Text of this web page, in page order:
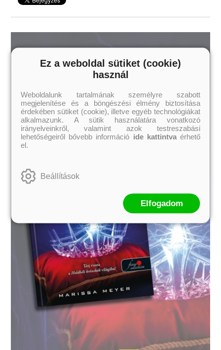
Ez a weboldal sütiket (cookie)
használ
Weboldalunk tartalmának személyre szabott
megjelenítése és a böngészési élmény biztosítása
érdekében sütiket (cookie), illetve egyéb technológiákat
alkalmazunk. A sütik használatára vonatkozó
irányelveinkről, valamint azok testreszabási
lehetőségeiről bővebb információ ide kattintvaérhető
el.
Beállítások
Elfogadom